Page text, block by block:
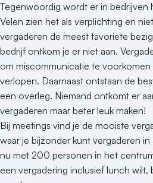
Tegenwoordig wordt er in bedrijven
Velen zien het als verplichting en
vergaderen de meest favoriete
bedrijf ontkom je er niet aan.
om miscommunicatie te voorkomen
verlopen. Daarnaast ontstaan de
een overleg. Niemand ontkomt er
vergaderen maar beter leuk maken!
Bij meetings vind je de mooiste
waar je bijzonder kunt vergaderen
nu met 200 personen in het
een vergadering inclusief lunch wilt,